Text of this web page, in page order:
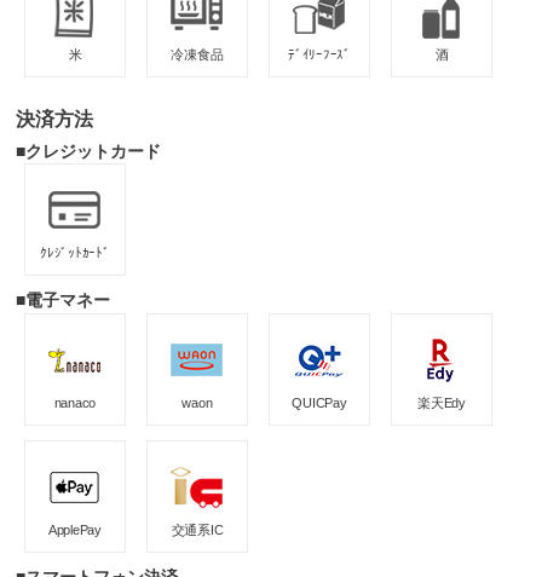
米 冷凍食品 ﾃﾞｲﾘｰﾌｰｽﾞ 酒
決済方法
■クレジットカード
ｸﾚｼﾞｯﾄｶｰﾄﾞ
■電子マネー
nanaco waon QUICPay 楽天Edy
ApplePay 交通系IC